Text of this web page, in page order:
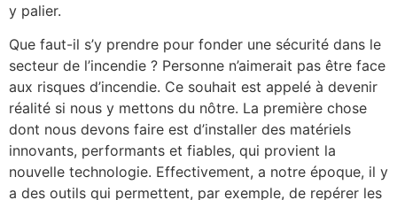
y palier.
Que faut-il s’y prendre pour fonder une sécurité dans le
secteur de l’incendie ? Personne n’aimerait pas être face
aux risques d’incendie. Ce souhait est appelé à devenir
réalité si nous y mettons du nôtre. La première chose
dont nous devons faire est d’installer des matériels
innovants, performants et fiables, qui provient la
nouvelle technologie. Effectivement, a notre époque, il y
a des outils qui permettent, par exemple, de repérer les